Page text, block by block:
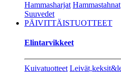
Hammasharjat Hammastahnat
Suuvedet
PÄIVITTÄISTUOTTEET
Elintarvikkeet
Kuivatuotteet